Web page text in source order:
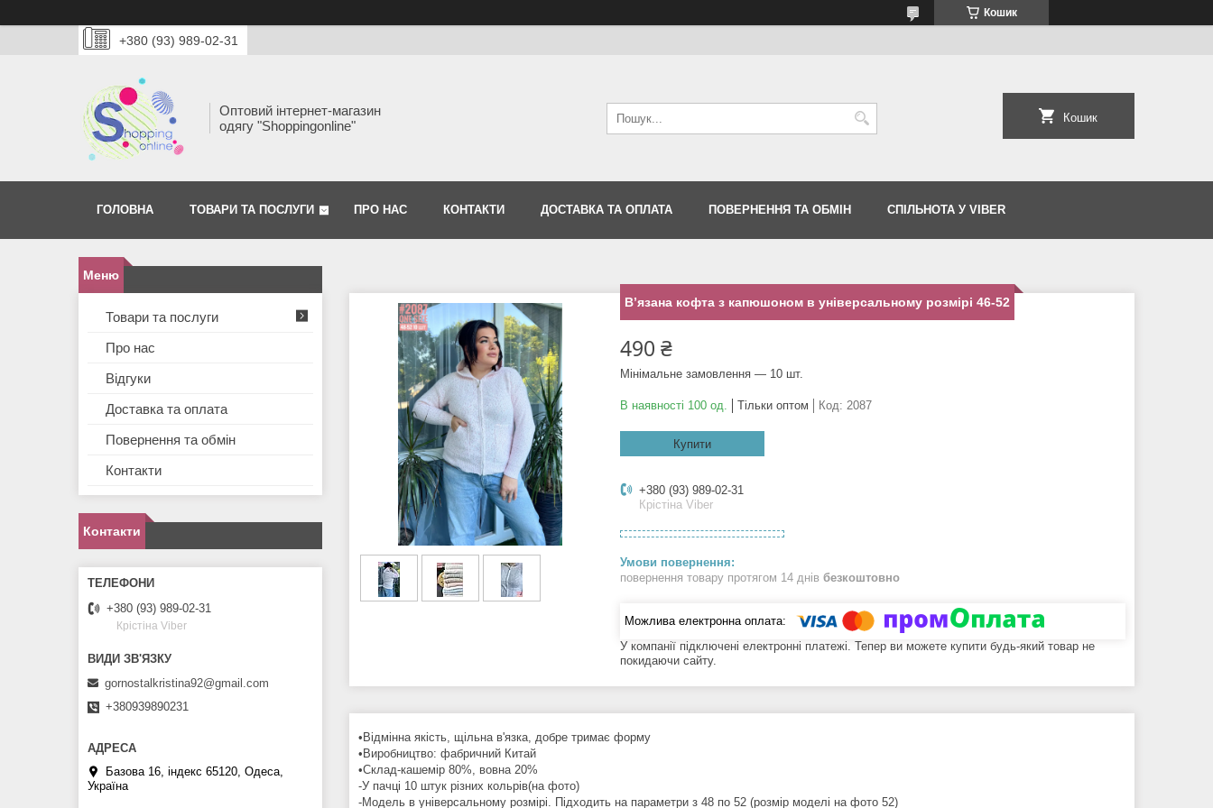
Кошик
+380 (93) 989-02-31
Оптовий інтернет-магазин
одягу "Shoppingonline"
Кошик
ГОЛОВНА ТОВАРИ ТА ПОСЛУГИ ПРО НАС КОНТАКТИ ДОСТАВКА ТА ОПЛАТА ПОВЕРНЕННЯ ТА ОБМІН СПІЛЬНОТА У VIBER
Вʼязана кофта з капюшоном в універсальному розмірі 46-52
490 ₴
Мінімальне замовлення — 10 шт.
В наявності 100 од. Тільки оптом Код: 2087
Купити
+380 (93) 989-02-31
Крістіна Viber
повернення товару протягом 14 днів безкоштовно
У компанії підключені електронні платежі. Тепер ви можете купити будь-який товар не
покидаючи сайту.
•Відмінна якість, щільна в'язка, добре тримає форму
•Виробництво: фабричний Китай
•Склад-кашемір 80%, вовна 20%
-У пачці 10 штук різних кольрів(на фото)
-Модель в універсальному розмірі. Підходить на параметри з 48 по 52 (розмір моделі на фото 52)
Товари та послуги
Про нас
Відгуки
Доставка та оплата
Повернення та обмін
Контакти
Контакти
+380 (93) 989-02-31
Крістіна Viber
gornostalkristina92@gmail.com
+380939890231
Базова 16, індекс 65120, Одеса,
Україна